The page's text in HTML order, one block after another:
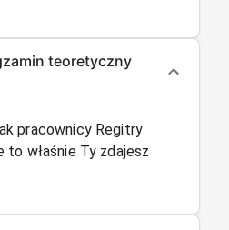
teoretyczny
pracownicy Regitry
to właśnie Ty zdajesz